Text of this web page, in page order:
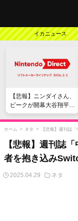
イカニュース
【悲報】ニンダイさん、
ピークが開幕大谷翔平の
がっかりダイレクトだっ
たと言われてしまう
ホーム > ネタ > 【悲報】週刊誌
【悲報】週刊誌
者を抱き込み
2025.04.29 ネタ